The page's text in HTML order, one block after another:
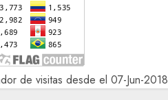
de visitas desde el 07-Jun-2018